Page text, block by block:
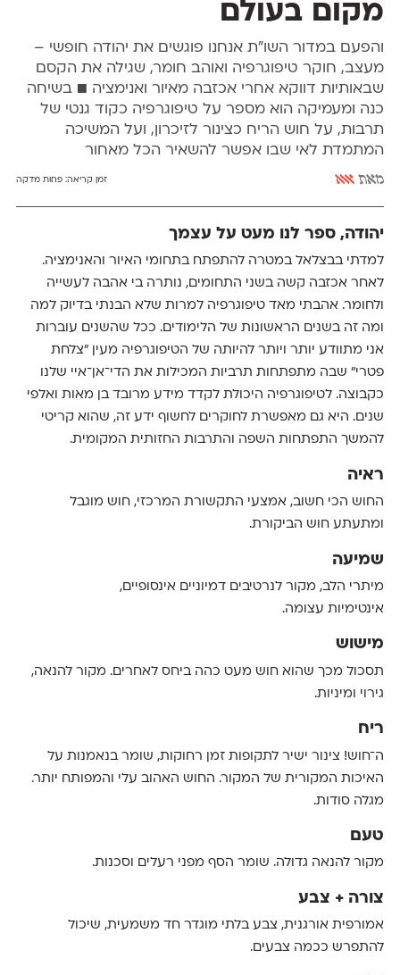
מקום בעולם
והפעם במדור השו״ת אנחנו פוגשים את יהודה חופשי –
מעצב, חוקר טיפוגרפיה ואוהב חומר, שגילה את הקסם
שבאותיות דווקא אחרי אכזבה מאיור ואנימציה ■ בשיחה
כנה ומעמיקה הוא מספר על טיפוגרפיה כקוד גנטי של
תרבות, על חוש הריח כצינור לזיכרון, ועל המשיכה
המתמדת לאי שבו אפשר להשאיר הכל מאחור
מאת אאא זמן קריאה:פחות מדקה
יהודה, ספר לנו מעט על עצמך
למדתי בבצלאל במטרה להתפתח בתחומי האיור והאנימציה.
לאחר אכזבה קשה בשני התחומים, נותרה בי אהבה לעשייה
ולחומר. אהבתי מאד טיפוגרפיה למרות שלא הבנתי בדיוק למה
ומה זה בשנים הראשונות של הלימודים. ככל שהשנים עוברות
אני מתוודע יותר ויותר להיותה של הטיפוגרפיה מעין "צלחת
פטרי" שבה מתפתחות תרביות המכילות את הדי־אן־איי שלנו
כקבוצה. לטיפוגרפיה היכולת לקדד מידע מרובד בן מאות ואלפי
שנים. היא גם מאפשרת לחוקרים לחשוף ידע זה, שהוא קריטי
להמשך התפתחות השפה והתרבות החזותית המקומית.
ראיה
החוש הכי חשוב, אמצעי התקשורת המרכזי, חוש מוגבל
ומתעתע חוש הביקורת.
שמיעה
מיתרי הלב, מקור לנרטיבים דמיוניים אינסופיים,
אינטימיות עצומה.
מישוש
תסכול מכך שהוא חוש מעט כהה ביחס לאחרים. מקור להנאה,
גירוי ומיניות.
ריח
ה־חוש! צינור ישיר לתקופות זמן רחוקות, שומר בנאמנות על
האיכות המקורית של המקור. החוש האהוב עלי והמפותח יותר.
מגלה סודות.
טעם
מקור להנאה גדולה. שומר הסף מפני רעלים וסכנות.
צורה + צבע
אמורפית אורגנית, צבע בלתי מוגדר חד משמעית, שיכול
להתפרש ככמה צבעים.